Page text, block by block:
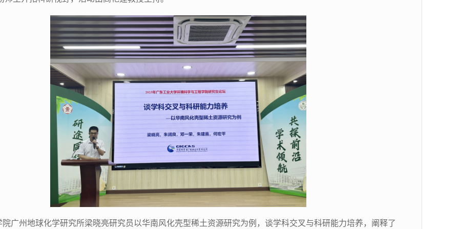
院广州地球化学研究所梁晓亮研究员以华南风化壳型稀土资源研究为例， 谈学科交叉与科研能力培养， 阐释了